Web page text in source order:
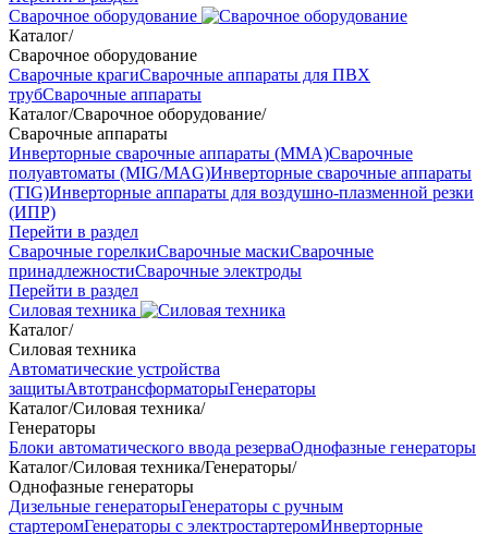
Сварочное оборудование
Каталог/
Сварочное оборудование
Сварочные крагиСварочные аппараты для ПВХ
трубСварочные аппараты
Каталог/Сварочное оборудование/
Сварочные аппараты
Инверторные сварочные аппараты (ММА)Сварочные
полуавтоматы (MIG/MAG)Инверторные сварочные аппараты
(TIG)Инверторные аппараты для воздушно-плазменной резки
(ИПР)
Перейти в раздел
Сварочные горелкиСварочные маскиСварочные
принадлежностиСварочные электроды
Перейти в раздел
Силовая техника
Каталог/
Силовая техника
Автоматические устройства
защитыАвтотрансформаторыГенераторы
Каталог/Силовая техника/
Генераторы
Блоки автоматического ввода резерваОднофазные генераторы
Каталог/Силовая техника/Генераторы/
Однофазные генераторы
Дизельные генераторыГенераторы с ручным
стартеромГенераторы с электростартеромИнверторные